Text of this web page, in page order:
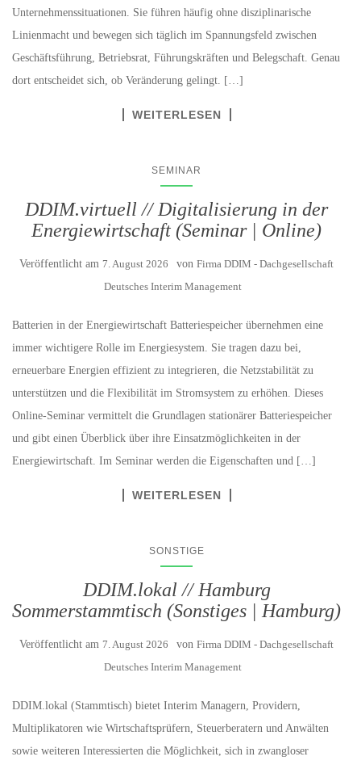
Unternehmenssituationen. Sie führen häufig ohne disziplinarische
Linienmacht und bewegen sich täglich im Spannungsfeld zwischen
Geschäftsführung, Betriebsrat, Führungskräften und Belegschaft. Genau
dort entscheidet sich, ob Veränderung gelingt. […]
WEITERLESEN
SEMINAR
DDIM.virtuell // Digitalisierung in der
Energiewirtschaft (Seminar | Online)
Veröffentlicht am 7. August 2026 von Firma DDIM - Dachgesellschaft
Deutsches Interim Management
Batterien in der Energiewirtschaft Batteriespeicher übernehmen eine
immer wichtigere Rolle im Energiesystem. Sie tragen dazu bei,
erneuerbare Energien effizient zu integrieren, die Netzstabilität zu
unterstützen und die Flexibilität im Stromsystem zu erhöhen. Dieses
Online-Seminar vermittelt die Grundlagen stationärer Batteriespeicher
und gibt einen Überblick über ihre Einsatzmöglichkeiten in der
Energiewirtschaft. Im Seminar werden die Eigenschaften und […]
WEITERLESEN
SONSTIGE
DDIM.lokal // Hamburg
Sommerstammtisch (Sonstiges | Hamburg)
Veröffentlicht am 7. August 2026 von Firma DDIM - Dachgesellschaft
Deutsches Interim Management
DDIM.lokal (Stammtisch) bietet Interim Managern, Providern,
Multiplikatoren wie Wirtschaftsprüfern, Steuerberatern und Anwälten
sowie weiteren Interessierten die Möglichkeit, sich in zwangloser